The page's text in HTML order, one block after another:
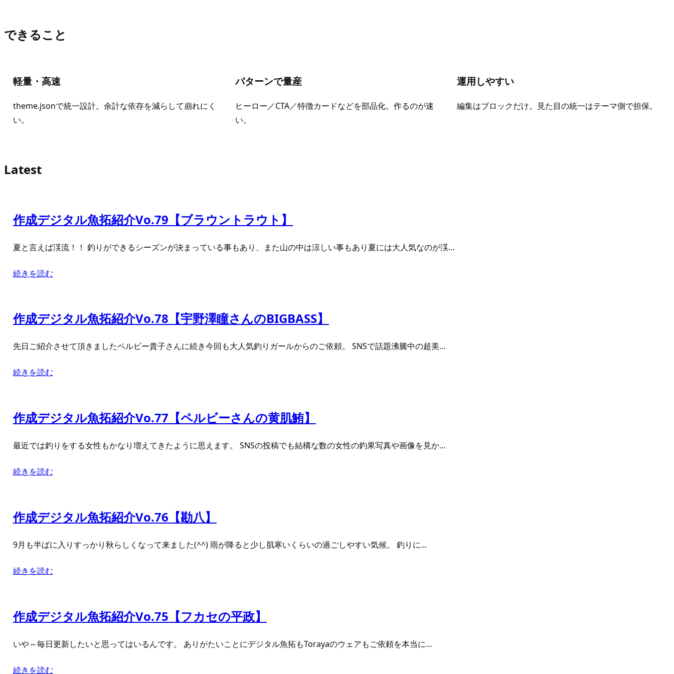
できること
軽量・高速
theme.jsonで統一設計。余計な依存を減らして崩れにく
い。
パターンで量産
ヒーロー／CTA／特徴カードなどを部品化。作るのが速
い。
運用しやすい
編集はブロックだけ。見た目の統一はテーマ側で担保。
Latest
作成デジタル魚拓紹介Vo.79【ブラウントラウト】
夏と言えば渓流！！ 釣りができるシーズンが決まっている事もあり、また山の中は涼しい事もあり夏には大人気なのが渓…
続きを読む
作成デジタル魚拓紹介Vo.78【宇野澤瞳さんのBIGBASS】
先日ご紹介させて頂きましたペルビー貴子さんに続き今回も大人気釣りガールからのご依頼。 SNSで話題沸騰中の超美…
続きを読む
作成デジタル魚拓紹介Vo.77【ペルビーさんの黄肌鮪】
最近では釣りをする女性もかなり増えてきたように思えます。 SNSの投稿でも結構な数の女性の釣果写真や画像を見か…
続きを読む
作成デジタル魚拓紹介Vo.76【勘八】
9月も半ばに入りすっかり秋らしくなって来ました(^^) 雨が降ると少し肌寒いくらいの過ごしやすい気候。 釣りに…
続きを読む
作成デジタル魚拓紹介Vo.75【フカセの平政】
いや～毎日更新したいと思ってはいるんです。 ありがたいことにデジタル魚拓もTorayaのウェアもご依頼を本当に…
続きを読む